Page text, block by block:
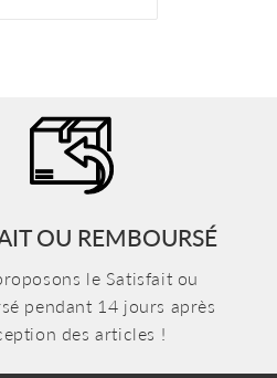
OU REMBOURSÉ
le Satisfait ou
pendant 14 jours après
des articles !